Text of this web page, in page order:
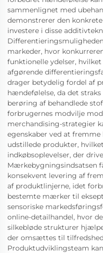
sammenlignet med
demonstrerer den
investere i disse
markeder, hvor
funktionelle ydelser,
afgørende
drager betydelig fordel af
hændefølelse, da det
berøring af behandlede
forbrugernes modvilje
merchandising-strategier
egenskaber ved at
udstillede produkter,
indkøbsoplevelser, der
Mærkebygningsindsatsen
konsekvent levering af
af produktlinjerne, idet
bestemte mærker til
sensoriske
online-detailhandel, hvor
silkebløde strukturer
der omsættes til
Produktudviklingsteam